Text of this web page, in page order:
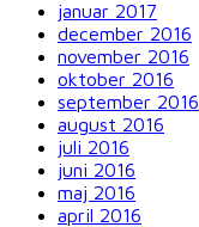
januar 2017
december 2016
november 2016
oktober 2016
september 2016
august 2016
juli 2016
juni 2016
maj 2016
april 2016